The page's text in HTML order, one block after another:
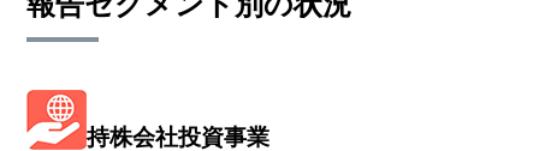
持株会社投資事業